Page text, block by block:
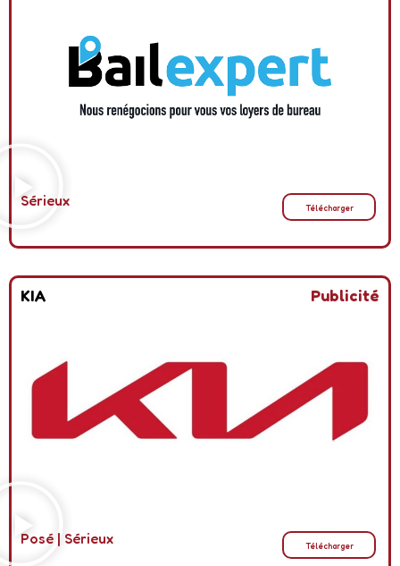
Sérieux Télécharger
KIA Publicité
Posé | Sérieux Télécharger